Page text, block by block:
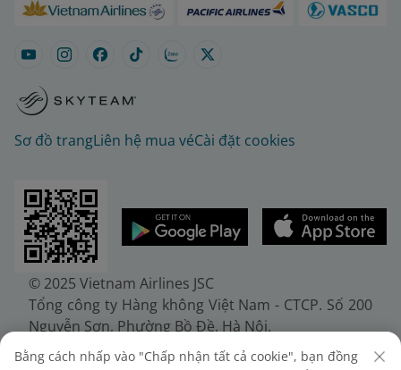
Sơ đồ trangLiên hệ mua véCài đặt cookies
© 2025 Vietnam Airlines JSC
Tổng công ty Hàng không Việt Nam - CTCP. Số 200
Nguyễn Sơn, Phường Bồ Đề, Hà Nội.
Điện thoại: (+84-24) 38272289. Fax: (+84-24)
Bằng cách nhấp vào "Chấp nhận tất cả cookie", bạn đồng